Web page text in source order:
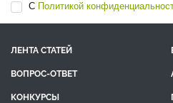
С Политикой
ЛЕНТА СТАТЕЙ
ВОПРОС-ОТВЕТ
КОНКУРСЫ